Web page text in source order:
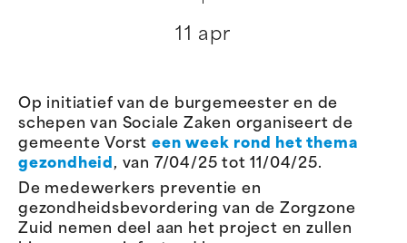
11 apr
Op initiatief van de burgemeester en de
schepen van Sociale Zaken organiseert de
gemeente Vorsteen week rond het thema
gezondheid, van 7/04/25 tot 11/04/25.
De medewerkers preventie en
gezondheidsbevordering van de Zorgzone
Zuid nemen deel aan het project en zullen